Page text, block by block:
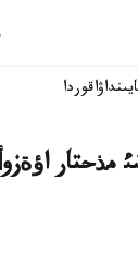
اقوردا
مذحتار